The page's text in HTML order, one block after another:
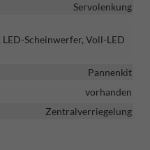
Servolenkung
Scheinwerfer, Voll-LED
Pannenkit
vorhanden
Zentralverriegelung